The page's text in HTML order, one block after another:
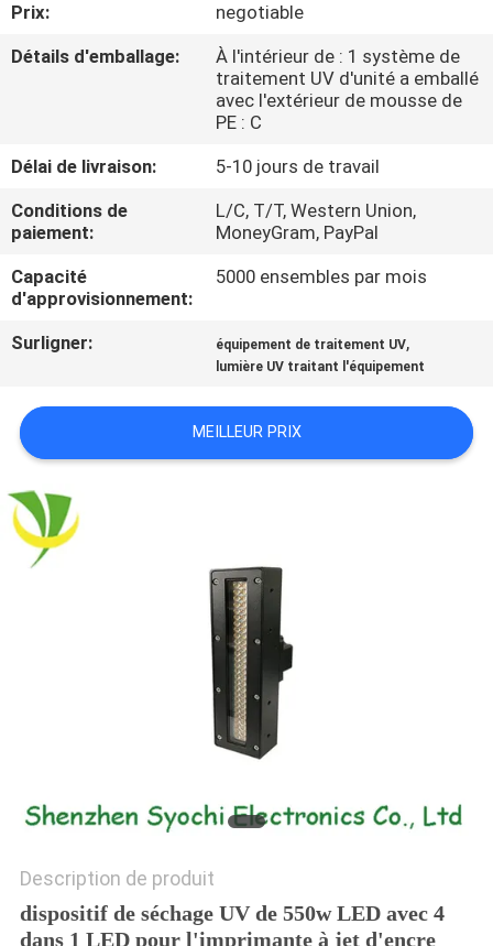
CONTRÔLE
DE
CONTACTEZ-
NOUS
NOUVELLES
DEMANDEZ
CITATION
PLAN
DU
SITE
Prix:
negotiable
Détails d'emballage:
À l'intérieur de : 1 système de
traitement UV d'unité a emballé
avec l'extérieur de mousse de
PE : C
Délai de livraison:
5-10 jours de travail
Conditions de
paiement:
L/C, T/T, Western Union,
MoneyGram, PayPal
Capacité
d'approvisionnement:
5000 ensembles par mois
Surligner: équipement de traitement UV,
lumière UV traitant l'équipement
MEILLEUR PRIX
Description de produit
dispositif de séchage UV de 550w LED avec 4
dans 1 LED pour l'imprimante à jet d'encre